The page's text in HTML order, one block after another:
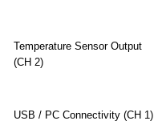
Temperature Sensor Output
(CH 2)
USB / PC Connectivity (CH 1)